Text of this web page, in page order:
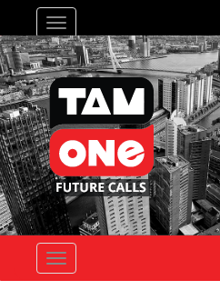
Toggle
navigation
Toggle
navigation